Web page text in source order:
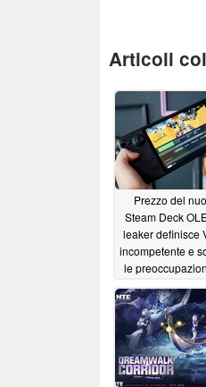
Articoli
Prezzo del
Steam Deck
leaker definisce
incompetente e
le
Machine05/29/